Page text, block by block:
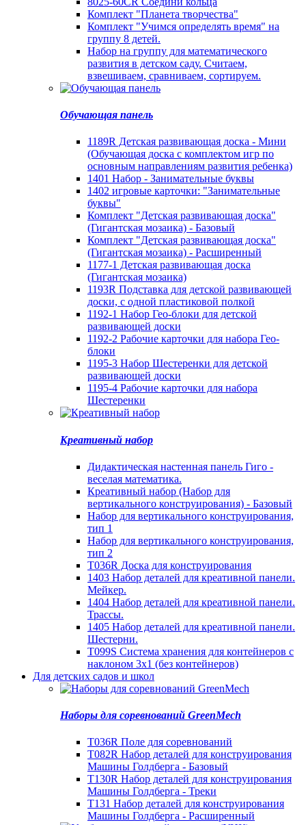
Комплект "Планета творчества"
Комплект "Учимся определять время" на
группу 8 детей.
Набор на группу для математического
развития в детском саду. Считаем,
взвешиваем, сравниваем, сортируем.
Обучающая панель
1189R Детская развивающая доска - Мини
(Обучающая доска с комплектом игр по
основным направлениям развития ребенка)
1401 Набор - Занимательные буквы
1402 игровые карточки: "Занимательные
буквы"
Комплект "Детская развивающая доска"
(Гигантская мозаика) - Базовый
Комплект "Детская развивающая доска"
(Гигантская мозаика) - Расширенный
1177-1 Детская развивающая доска
(Гигантская мозаика)
1193R Подставка для детской развивающей
доски, с одной пластиковой полкой
1192-1 Набор Гео-блоки для детской
развивающей доски
1192-2 Рабочие карточки для набора Гео-
блоки
1195-3 Набор Шестеренки для детской
развивающей доски
1195-4 Рабочие карточки для набора
Шестеренки
Креативный набор
Дидактическая настенная панель Гиго -
веселая математика.
Креативный набор (Набор для
вертикального конструирования) - Базовый
Набор для вертикального конструирования,
тип 1
Набор для вертикального конструирования,
тип 2
T036R Доска для конструирования
1403 Набор деталей для креативной панели.
Мейкер.
1404 Набор деталей для креативной панели.
Трассы.
1405 Набор деталей для креативной панели.
Шестерни.
T099S Система хранения для контейнеров с
наклоном 3х1 (без контейнеров)
Для детских садов и школ
Наборы для соревнований GreenMech
T036R Поле для соревнований
Т082R Набор деталей для конструирования
Машины Голдберга - Базовый
Т130R Набор деталей для конструирования
Машины Голдберга - Треки
Т131 Набор деталей для конструирования
Машины Голдберга - Расширенный